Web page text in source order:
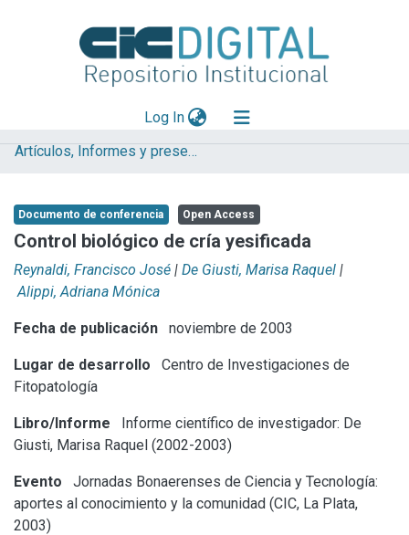
Log In(current)
Explorar
Aportar material
Statistics
Artículos, Informes y presentaciones en Congresos (UNLP)
Documento de conferencia Open Access
Control biológico de cría yesificada
Reynaldi, Francisco José | De Giusti, Marisa Raquel |
Alippi, Adriana Mónica
Fecha de publicación noviembre de 2003
Lugar de desarrollo
Centro de Investigaciones de
Fitopatología
Libro/Informe
Informe científico de investigador: De
Giusti, Marisa Raquel (2002-2003)
Evento
Jornadas Bonaerenses de Ciencia y Tecnología:
aportes al conocimiento y la comunidad (CIC, La Plata,
2003)